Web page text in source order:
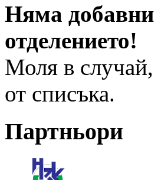
Няма добавни
отделението!
Моля в случай,
от списъка.
Партньори